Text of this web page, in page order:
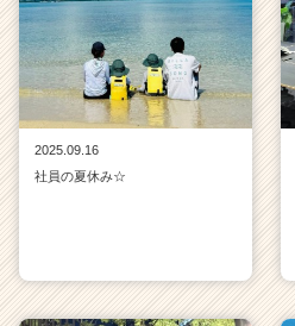
2025.09.16
社員の夏休み☆